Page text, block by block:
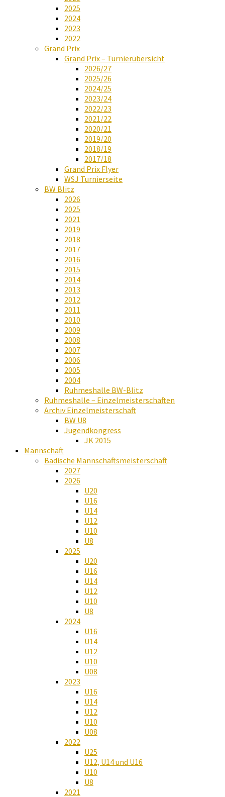
2025
2024
2023
2022
Grand Prix
Grand Prix – Turnierübersicht
2026/27
2025/26
2024/25
2023/24
2022/23
2021/22
2020/21
2019/20
2018/19
2017/18
Grand Prix Flyer
WSJ Turnierseite
BW Blitz
2026
2025
2021
2019
2018
2017
2016
2015
2014
2013
2012
2011
2010
2009
2008
2007
2006
2005
2004
Ruhmeshalle BW-Blitz
Ruhmeshalle – Einzelmeisterschaften
Archiv Einzelmeisterschaft
BW U8
Jugendkongress
JK 2015
Mannschaft
Badische Mannschaftsmeisterschaft
2027
2026
U20
U16
U14
U12
U10
U8
2025
U20
U16
U14
U12
U10
U8
2024
U16
U14
U12
U10
U08
2023
U16
U14
U12
U10
U08
2022
U25
U12, U14 und U16
U10
U8
2021